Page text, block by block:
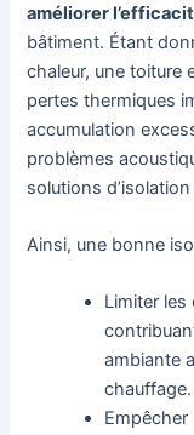
améliorer
bâtiment. Étant
chaleur, une toiture
pertes thermiques
accumulation
problèmes
solutions
Ainsi, une bonne
Limiter les
ambiante
chauffage.